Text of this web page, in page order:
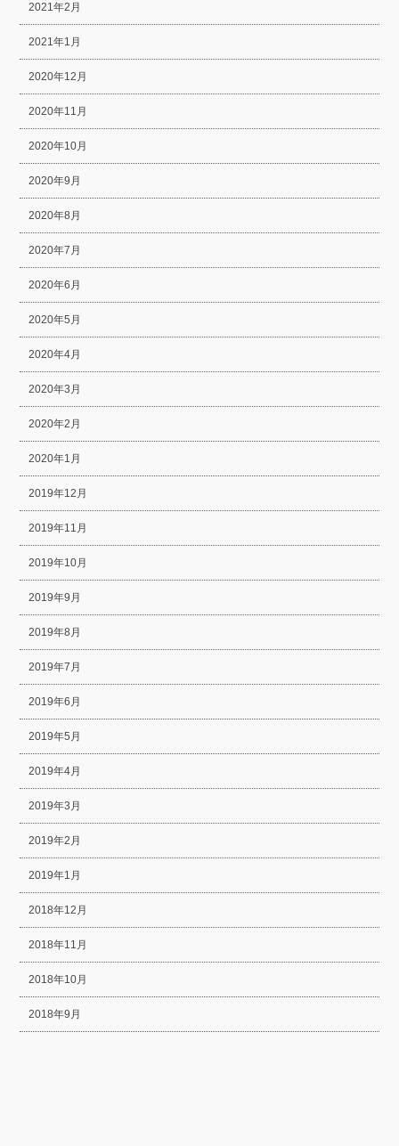
2021年2月
2021年1月
2020年12月
2020年11月
2020年10月
2020年9月
2020年8月
2020年7月
2020年6月
2020年5月
2020年4月
2020年3月
2020年2月
2020年1月
2019年12月
2019年11月
2019年10月
2019年9月
2019年8月
2019年7月
2019年6月
2019年5月
2019年4月
2019年3月
2019年2月
2019年1月
2018年12月
2018年11月
2018年10月
2018年9月